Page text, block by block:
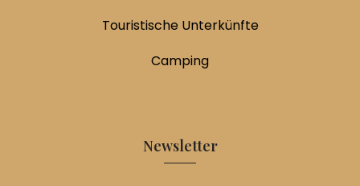
Touristische Unterkünfte
Camping
Newsletter